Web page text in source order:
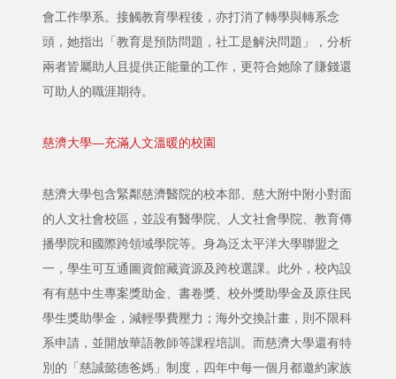
會工作學系。接觸教育學程後，亦打消了轉學與轉系念
頭，她指出「教育是預防問題，社工是解決問題」，分析
兩者皆屬助人且提供正能量的工作，更符合她除了賺錢還
可助人的職涯期待。
慈濟大學—充滿人文溫暖的校園
慈濟大學包含緊鄰慈濟醫院的校本部、慈大附中附小對面
的人文社會校區，並設有醫學院、人文社會學院、教育傳
播學院和國際跨領域學院等。身為泛太平洋大學聯盟之
一，學生可互通圖資館藏資源及跨校選課。此外，校內設
有有慈中生專案獎助金、書卷獎、校外獎助學金及原住民
學生獎助學金，減輕學費壓力；海外交換計畫，則不限科
系申請，並開放華語教師等課程培訓。而慈濟大學還有特
別的「慈誠懿德爸媽」制度，四年中每一個月都邀約家族